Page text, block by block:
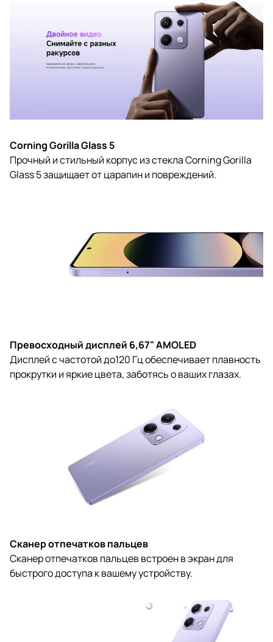
Corning Gorilla Glass 5
Прочный и стильный корпус из стекла Corning Gorilla
Glass 5 защищает от царапин и повреждений.
Превосходный дисплей 6,67" AMOLED
Дисплей с частотой до120 Гц обеспечивает плавность
прокрутки и яркие цвета, заботясь о ваших глазах.
Сканер отпечатков пальцев
Сканер отпечатков пальцев встроен в экран для
быстрого доступа к вашему устройству.